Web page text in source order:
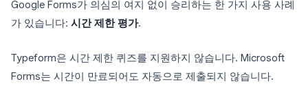
Google Forms가 의심의 여지 없이 승리하는 한 가지 사용 사례
가 있습니다: 시간 제한 평가.
Typeform은 시간 제한 퀴즈를 지원하지 않습니다. Microsoft
Forms는 시간이 만료되어도 자동으로 제출되지 않습니다.